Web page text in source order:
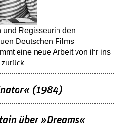
und Regisseurin den
Deutschen Films
eine neue Arbeit von ihr ins
(1984)
über »Dreams«